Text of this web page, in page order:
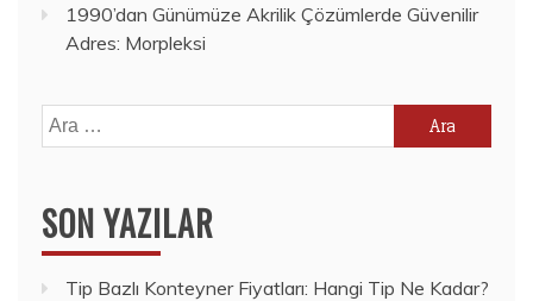
1990’dan Günümüze Akrilik Çözümlerde Güvenilir
Adres: Morpleksi
Arama:
SON YAZILAR
Tip Bazlı Konteyner Fiyatları: Hangi Tip Ne Kadar?